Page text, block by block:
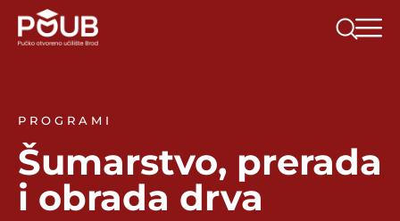
PROGRAMI
Šumarstvo, prerada
i obrada drva